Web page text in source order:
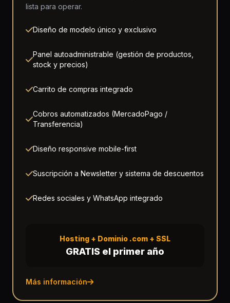
lista para operar.
Diseño de modelo único y exclusivo
Panel autoadministrable (gestión de productos,
stock y precios)
Carrito de compras integrado
Cobros automatizados (MercadoPago /
Transferencia)
Diseño responsive mobile-first
Suscripción a Newsletter y sistema de descuentos
Redes sociales y WhatsApp integrado
Hosting + Dominio .com + SSL
GRATIS el primer año
Más información